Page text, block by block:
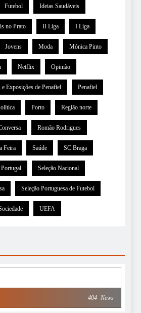
Futebol Ideias Saudáveis
no Prato II Liga I Liga
Jovens Moda Mónica Pinto
Netflix Opinião
Exposições de Penafiel Penafiel
Porto Região norte
Romão Rodrigues
Feira Saúde SC Braga
Portugal Seleção Nacional
Seleção Portuguesa de Futebol
UEFA
404 News